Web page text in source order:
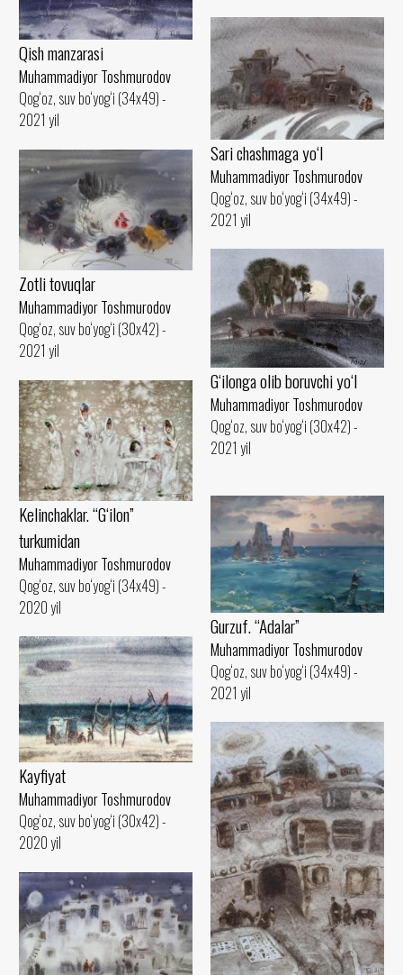
Qish manzarasi
Muhammadiyor Toshmurodov
Qog‘oz, suv bo‘yog‘i (34x49) -
2021 yil
Sari chashmaga yo‘l
Muhammadiyor Toshmurodov
Qog‘oz, suv bo‘yog‘i (34x49) -
2021 yil
Zotli tovuqlar
Muhammadiyor Toshmurodov
Qog‘oz, suv bo‘yog‘i (30x42) -
2021 yil
G‘ilonga olib boruvchi yo‘l
Muhammadiyor Toshmurodov
Qog‘oz, suv bo‘yog‘i (30x42) -
2021 yil
Kelinchaklar. “G‘ilon”
turkumidan
Muhammadiyor Toshmurodov
Qog‘oz, suv bo‘yog‘i (34x49) -
2020 yil
Gurzuf. “Adalar”
Muhammadiyor Toshmurodov
Qog‘oz, suv bo‘yog‘i (34x49) -
2021 yil
Kayfiyat
Muhammadiyor Toshmurodov
Qog‘oz, suv bo‘yog‘i (30x42) -
2020 yil